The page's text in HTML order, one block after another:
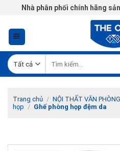
Chuyển
nội
dung
Nhà phân phối chính hãng
kiếm:
Trang chủ / NỘI THẤT VĂN PHÒNG
họp / Ghế phòng họp đệm da